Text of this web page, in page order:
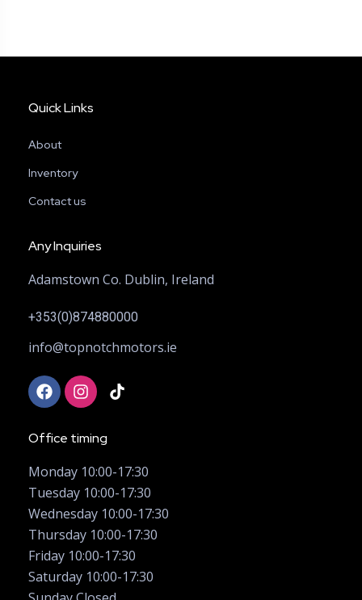
Quick Links
About
Inventory
Contact us
Any Inquiries
Adamstown Co. Dublin, Ireland
+353(0)874880000
info@topnotchmotors.ie
Office timing
Monday 10:00-17:30
Tuesday 10:00-17:30
Wednesday 10:00-17:30
Thursday 10:00-17:30
Friday 10:00-17:30
Saturday 10:00-17:30